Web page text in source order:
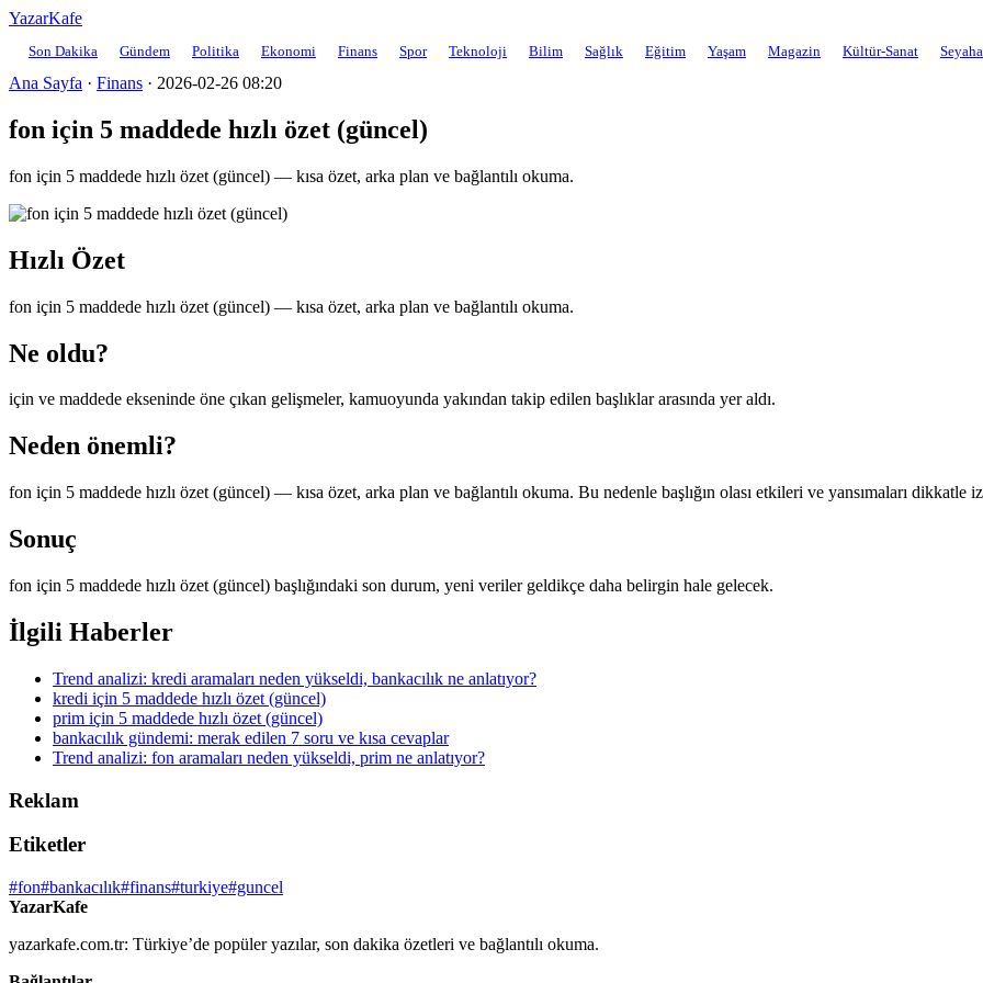
YazarKafe
Son Dakika Gündem Politika Ekonomi Finans Spor Teknoloji Bilim Sağlık Eğitim Yaşam Magazin Kültür-Sanat
Ana Sayfa · Finans · 2026-02-26 08:20
fon için 5 maddede hızlı özet (güncel)
fon için 5 maddede hızlı özet (güncel) — kısa özet, arka plan ve bağlantılı okuma.
Hızlı Özet
fon için 5 maddede hızlı özet (güncel) — kısa özet, arka plan ve bağlantılı okuma.
Ne oldu?
için ve maddede ekseninde öne çıkan gelişmeler, kamuoyunda yakından takip edilen başlıklar arasında yer aldı.
Neden önemli?
fon için 5 maddede hızlı özet (güncel) — kısa özet, arka plan ve bağlantılı okuma. Bu nedenle başlığın olası etkileri ve yansımaları dikkatle
Sonuç
fon için 5 maddede hızlı özet (güncel) başlığındaki son durum, yeni veriler geldikçe daha belirgin hale gelecek.
İlgili Haberler
Trend analizi: kredi aramaları neden yükseldi, bankacılık ne anlatıyor?
kredi için 5 maddede hızlı özet (güncel)
prim için 5 maddede hızlı özet (güncel)
bankacılık gündemi: merak edilen 7 soru ve kısa cevaplar
Trend analizi: fon aramaları neden yükseldi, prim ne anlatıyor?
Reklam
Etiketler
#fon#bankacılık#finans#turkiye#guncel
YazarKafe
yazarkafe.com.tr: Türkiye’de popüler yazılar, son dakika özetleri ve bağlantılı okuma.